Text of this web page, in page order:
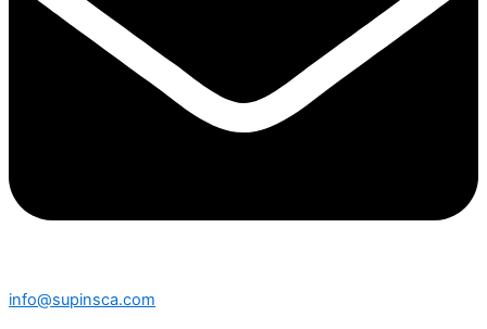
info@supinsca.com